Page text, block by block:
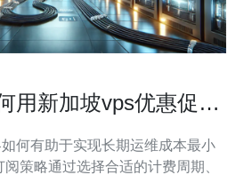
用新加坡vps优惠促销
何有助于实现长期运维成本最小
策略通过选择合适的计费周期、